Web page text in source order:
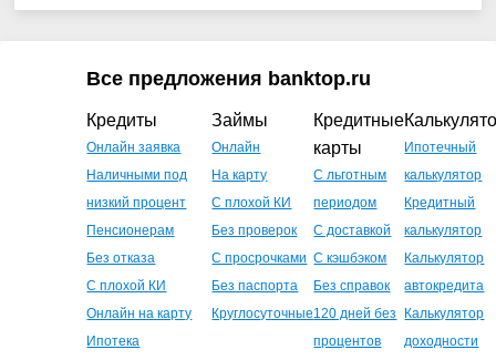
Все предложения banktop.ru
Кредиты
Онлайн заявка
Наличными под
низкий процент
Пенсионерам
Без отказа
С плохой КИ
Онлайн на карту
Ипотека
Займы
Онлайн
На карту
С плохой КИ
Без проверок
С просрочками
Без паспорта
Круглосуточные
Кредитные
карты
С льготным
периодом
С доставкой
С кэшбэком
Без справок
120 дней без
процентов
Ипотечный
калькулятор
Кредитный
калькулятор
Калькулятор
автокредита
Калькулятор
доходности